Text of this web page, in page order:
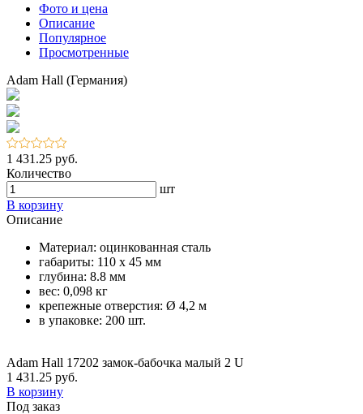
Фото и цена
Описание
Популярное
Просмотренные
Adam Hall (Германия)
1 431.25 руб.
Количество
шт
В корзину
Описание
Материал: оцинкованная сталь
габариты: 110 x 45 мм
глубина: 8.8 мм
вес: 0,098 кг
крепежные отверстия: Ø 4,2 м
в упаковке: 200 шт.
Adam Hall 17202 замок-бабочка малый 2 U
1 431.25 руб.
В корзину
Под заказ